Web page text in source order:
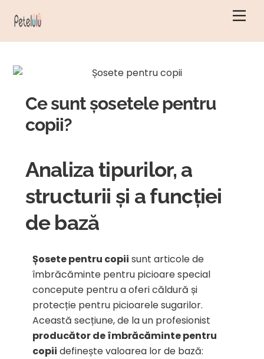
Ce sunt șosetele pentru
copii?
Analiza tipurilor, a
structurii și a funcției
de bază
Șosete pentru copii sunt articole de
îmbrăcăminte pentru picioare special
concepute pentru a oferi căldură și
protecție pentru picioarele sugarilor.
Această secțiune, de la un profesionist
producător de îmbrăcăminte pentru
copii definește valoarea lor de bază: